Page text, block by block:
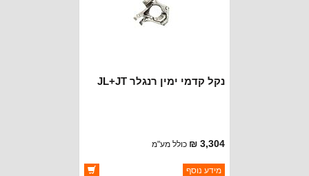
נקל קדמי ימין רנגלר JL+JT
3,304 ₪ כולל מע"מ
ברקוד: 68388828AA
מידע נוסף